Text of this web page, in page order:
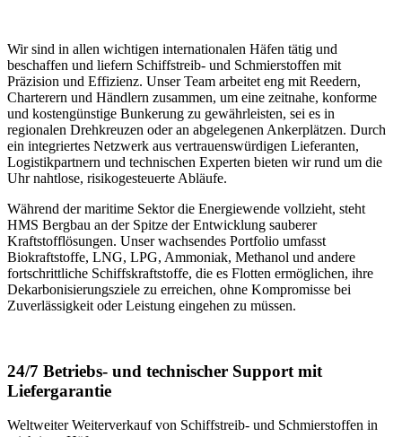
Wir sind in allen wichtigen internationalen Häfen tätig und
beschaffen und liefern Schiffstreib- und Schmierstoffen mit
Präzision und Effizienz. Unser Team arbeitet eng mit Reedern,
Charterern und Händlern zusammen, um eine zeitnahe, konforme
und kostengünstige Bunkerung zu gewährleisten, sei es in
regionalen Drehkreuzen oder an abgelegenen Ankerplätzen. Durch
ein integriertes Netzwerk aus vertrauenswürdigen Lieferanten,
Logistikpartnern und technischen Experten bieten wir rund um die
Uhr nahtlose, risikogesteuerte Abläufe.
Während der maritime Sektor die Energiewende vollzieht, steht
HMS Bergbau an der Spitze der Entwicklung sauberer
Kraftstofflösungen. Unser wachsendes Portfolio umfasst
Biokraftstoffe, LNG, LPG, Ammoniak, Methanol und andere
fortschrittliche Schiffskraftstoffe, die es Flotten ermöglichen, ihre
Dekarbonisierungsziele zu erreichen, ohne Kompromisse bei
Zuverlässigkeit oder Leistung eingehen zu müssen.
24/7 Betriebs- und technischer Support mit
Liefergarantie
Weltweiter Weiterverkauf von Schiffstreib- und Schmierstoffen in